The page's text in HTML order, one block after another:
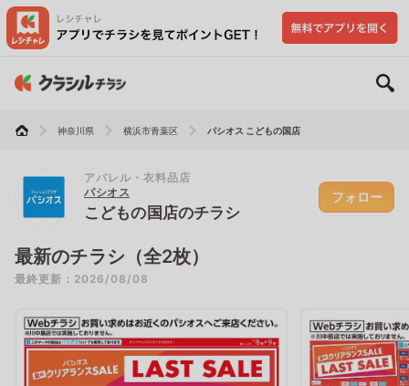
神奈川県 横浜市青葉区 パシオス こどもの国店
アパレル・衣料品店
パシオス
こどもの国店のチラシ
フォロー
最新のチラシ（全2枚）
最終更新：2026/08/08